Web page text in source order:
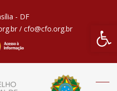
Barra
- DF
/ cfo@cfo.org.br